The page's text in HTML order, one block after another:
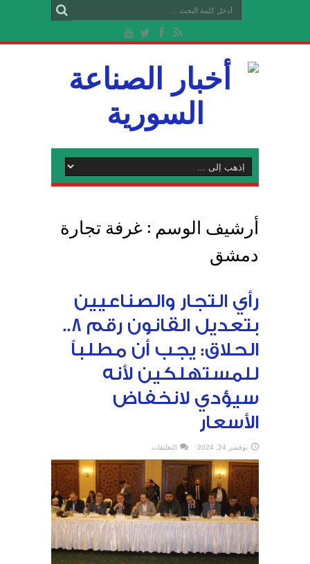
أرشيف الوسم : غرفة تجارة
دمشق
رأي التجار والصناعيين
بتعديل القانون رقم 8..
الحلاق: يجب أن مطلباً
للمستهلكين لأنه
سيؤدي لانخفاض
الأسعار
نوفمبر 24, 2024 التعليقات
التجار
والصناعيين
بتعديل
القانون
رقم
8..
الحلاق:
يجب
أن
مطلباً
للمستهلكين
سيؤدي